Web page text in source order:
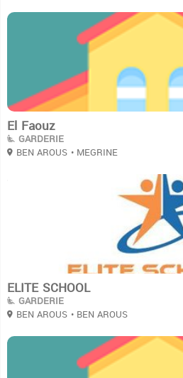
El Faouz
GARDERIE
BEN AROUS • MEGRINE
ELITE SCHOOL
GARDERIE
BEN AROUS • BEN AROUS